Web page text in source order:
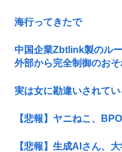
海行ってきたで
中国企業Zbtlink製のル
外部から完全制御のおそ
実は女に勘違いされて
【悲報】ヤニねこ、
【悲報】生成AIさん、